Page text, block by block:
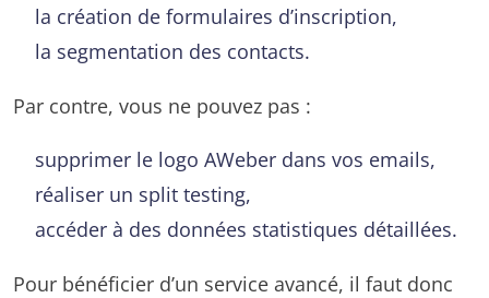
la création de formulaires d’inscription,
la segmentation des contacts.
Par contre, vous ne pouvez pas :
supprimer le logo AWeber dans vos emails,
réaliser un split testing,
accéder à des données statistiques détaillées.
Pour bénéficier d’un service avancé, il faut donc